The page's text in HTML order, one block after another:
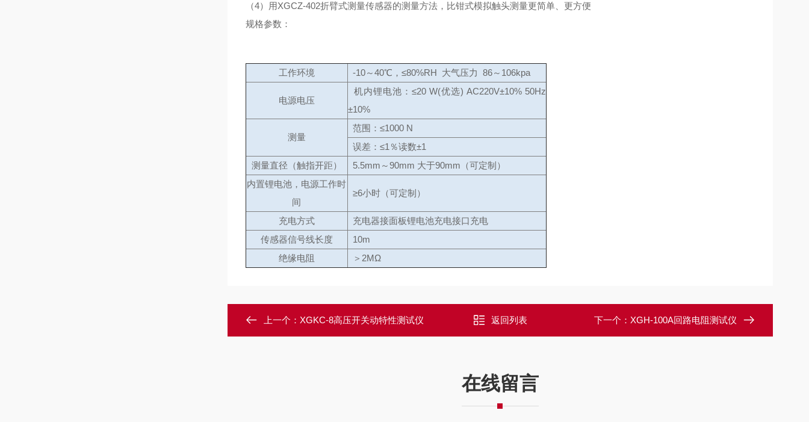
（4）用XGCZ-402折臂式测量传感器的测量方法，比钳式模拟触头测量更简单、更方便
规格参数：
工作环境 -10～40℃，≤80%RH 大气压力 86～106kpa
电源电压
机内锂电池：≤20 W(优选) AC220V±10% 50Hz
±10%
测量
范围：≤1000 N
误差：≤1％读数±1
测量直径（触指开距）
5.5mm～90mm 大于90mm（可定制）
内置锂电池，电源工作时
间
≥6小时（可定制）
充电方式
充电器接面板锂电池充电接口充电
传感器信号线长度
10m
绝缘电阻
＞2MΩ
上一个： XGKC-8高压开关动特性测试仪 返回列表 下一个： XGH-100A回路电阻测试仪
在线留言